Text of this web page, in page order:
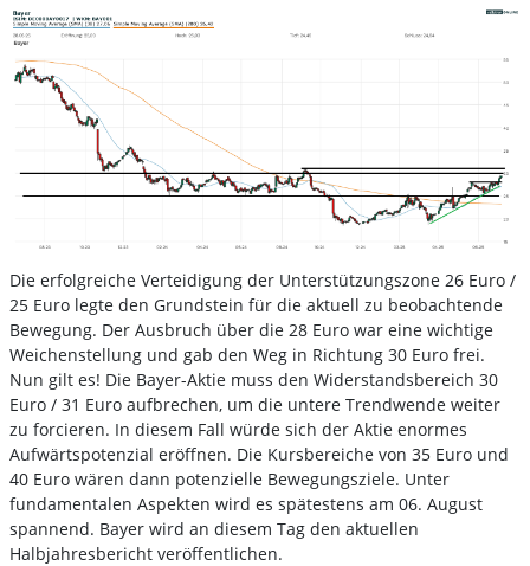
Die erfolgreiche Verteidigung der Unterstützungszone 26 Euro /
25 Euro legte den Grundstein für die aktuell zu beobachtende
Bewegung. Der Ausbruch über die 28 Euro war eine wichtige
Weichenstellung und gab den Weg in Richtung 30 Euro frei.
Nun gilt es! Die Bayer-Aktie muss den Widerstandsbereich 30
Euro / 31 Euro aufbrechen, um die untere Trendwende weiter
zu forcieren. In diesem Fall würde sich der Aktie enormes
Aufwärtspotenzial eröffnen. Die Kursbereiche von 35 Euro und
40 Euro wären dann potenzielle Bewegungsziele. Unter
fundamentalen Aspekten wird es spätestens am 06. August
spannend. Bayer wird an diesem Tag den aktuellen
Halbjahresbericht veröffentlichen.